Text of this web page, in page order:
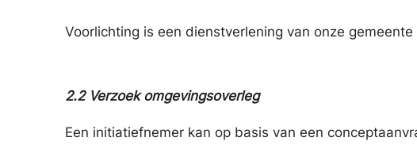
Voorlichting is een dienstverlening van onze
2.2Verzoek omgevingsoverleg
Een initiatiefnemer kan op basis van een